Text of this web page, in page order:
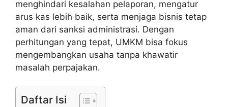
menghindari kesalahan pelaporan, mengatur
arus kas lebih baik, serta menjaga bisnis tetap
aman dari sanksi administrasi. Dengan
perhitungan yang tepat, UMKM bisa fokus
mengembangkan usaha tanpa khawatir
masalah perpajakan.
Daftar Isi